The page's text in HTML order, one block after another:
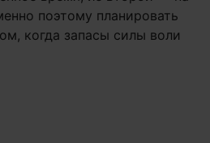
поэтому планировать
когда запасы силы воли